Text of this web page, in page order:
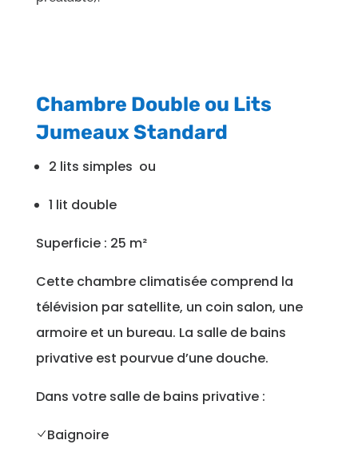
Chambre Double ou Lits
Jumeaux Standard
2 lits simples ou
1 lit double
Superficie: 25 m²
Cette chambre climatisée comprend la
télévision par satellite, un coin salon, une
armoire et un bureau. La salle de bains
privative est pourvue d’une douche.
Dans votre salle de bains privative :
Baignoire